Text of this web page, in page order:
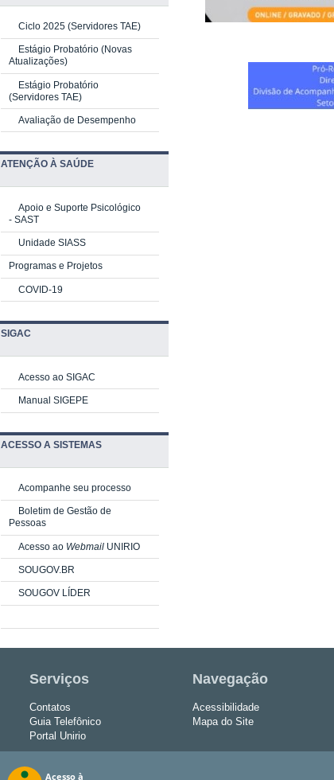
Ciclo 2025 (Servidores TAE)
Estágio Probatório (Novas
Atualizações)
Estágio Probatório
(Servidores TAE)
Avaliação de Desempenho
ATENÇÃO À SAÚDE
Apoio e Suporte Psicológico
- SAST
Unidade SIASS
Programas e Projetos
COVID-19
SIGAC
Acesso ao SIGAC
Manual SIGEPE
ACESSO A SISTEMAS
Acompanhe seu processo
Boletim de Gestão de
Pessoas
Acesso ao Webmail UNIRIO
SOUGOV.BR
SOUGOV LÍDER
Serviços
Contatos
Guia Telefônico
Portal Unirio
Navegação
Acessibilidade
Mapa do Site